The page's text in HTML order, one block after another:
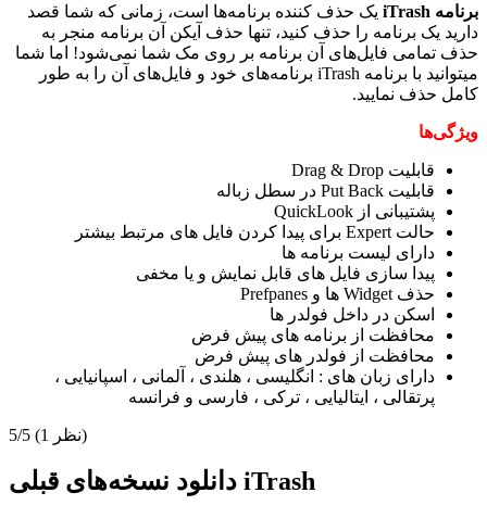
برنامه iTrash
یک حذف کننده برنامه‌ها است، زمانی که شما قصد
دارید یک برنامه را حذف کنید، تنها حذف آیکن آن برنامه منجر به
حذف تمامی فایل‌های آن برنامه بر روی مک شما نمی‌شود! اما شما
میتوانید با برنامه iTrash برنامه‌های خود و فایل‌های آن را به طور
کامل حذف نمایید.
ویژگی‌ها
قابلیت Drag & Drop
قابلیت Put Back در سطل زباله
پشتیبانی از QuickLook
حالت Expert برای پیدا کردن فایل های مرتبط بیشتر
دارای لیست برنامه ها
پیدا سازی فایل های قابل نمایش و یا مخفی
حذف Widget ها و Prefpanes
اسکن در داخل فولدر ها
محافظت از برنامه های پیش فرض
محافظت از فولدر های پیش فرض
دارای زبان های : انگلیسی ، هلندی ، آلمانی ، اسپانیایی ،
پرتقالی ، ایتالیایی ، ترکی ، فارسی و فرانسه
5/5 (1 نظر)
دانلود نسخه‌های قبلی iTrash